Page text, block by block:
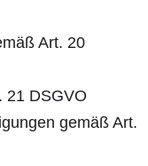
Art. 20
21 DSGVO
gemäß Art.